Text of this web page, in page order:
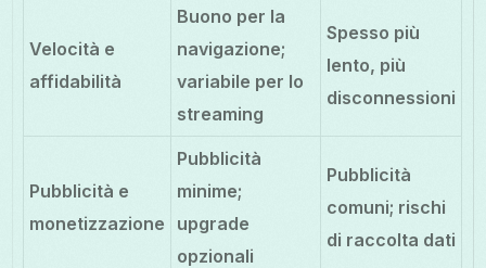
Velocità e
affidabilità
Buono per la
navigazione;
variabile per lo
streaming
Spesso più
lento, più
disconnessioni
Pubblicità e
monetizzazione
Pubblicità
minime;
upgrade
opzionali
Pubblicità
comuni; rischi
di raccolta dati